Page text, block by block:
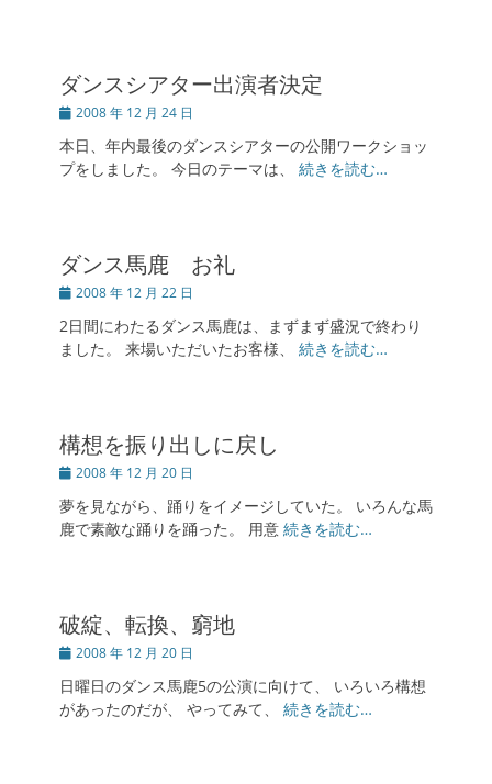
ダンスシアター出演者決定
投
日
2008 年 12 月 24 日
本日、年内最後のダンスシアターの公開ワークショッ
プをしました。 今日のテーマは、 続きを読む…
ダンス馬鹿 お礼
投
日
2008 年 12 月 22 日
2日間にわたるダンス馬鹿は、まずまず盛況で終わり
ました。 来場いただいたお客様、 続きを読む…
構想を振り出しに戻し
投
日
2008 年 12 月 20 日
夢を見ながら、踊りをイメージしていた。 いろんな馬
鹿で素敵な踊りを踊った。 用意 続きを読む…
破綻、転換、窮地
投
日
2008 年 12 月 20 日
日曜日のダンス馬鹿5の公演に向けて、 いろいろ構想
があったのだが、 やってみて、 続きを読む…